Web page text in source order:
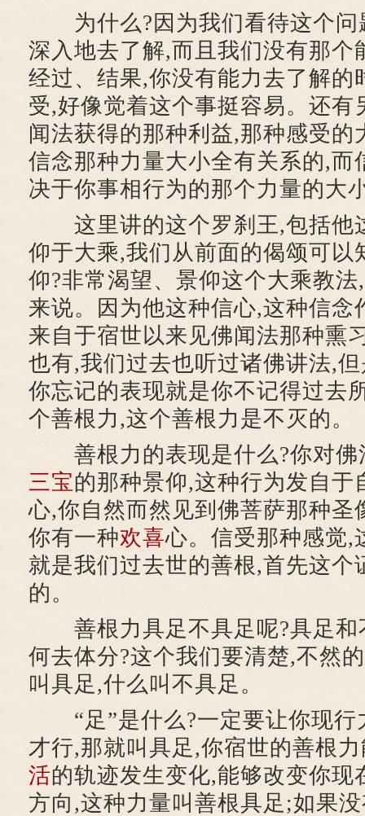
为什么?因为我们看待这个问
深入地去了解,而且我们没有那个
经过、结果,你没有能力去了解的
受,好像觉着这个事挺容易。还有
闻法获得的那种利益,那种感受的
信念那种力量大小全有关系的,而
决于你事相行为的那个力量的大
这里讲的这个罗刹王,包括他
仰于大乘,我们从前面的偈颂可以
仰?非常渴望、景仰这个大乘教
来说。因为他这种信心,这种信念
来自于宿世以来见佛闻法那种熏
也有,我们过去也听过诸佛讲法,
你忘记的表现就是你不记得过去
个善根力,这个善根力是不灭的。
善根力的表现是什么?你对佛
三宝的那种景仰,这种行为发自于
心,你自然而然见到佛菩萨那种圣
你有一种欢喜心。信受那种感觉,
就是我们过去世的善根,首先这个
的。
善根力具足不具足呢?具足和
何去体分?这个我们要清楚,不然
叫具足,什么叫不具足。
“足”是什么?一定要让你现行
才行,那就叫具足,你宿世的善根
活的轨迹发生变化,能够改变你现
方向,这种力量叫善根具足;如果